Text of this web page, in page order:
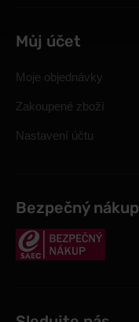
Můj účet
Moje objednávky
Zakoupené zboží
Nastavení účtu
Bezpečný nákup